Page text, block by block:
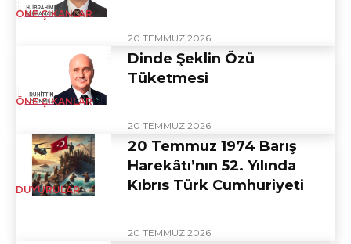
ÖNE ÇIKANLAR
20 TEMMUZ 2026
ÖNE ÇIKANLAR
Dinde Şeklin Özü
Tüketmesi
20 TEMMUZ 2026
DUYURULAR
20 Temmuz 1974 Barış
Harekâtı’nın 52. Yılında
Kıbrıs Türk Cumhuriyeti
20 TEMMUZ 2026